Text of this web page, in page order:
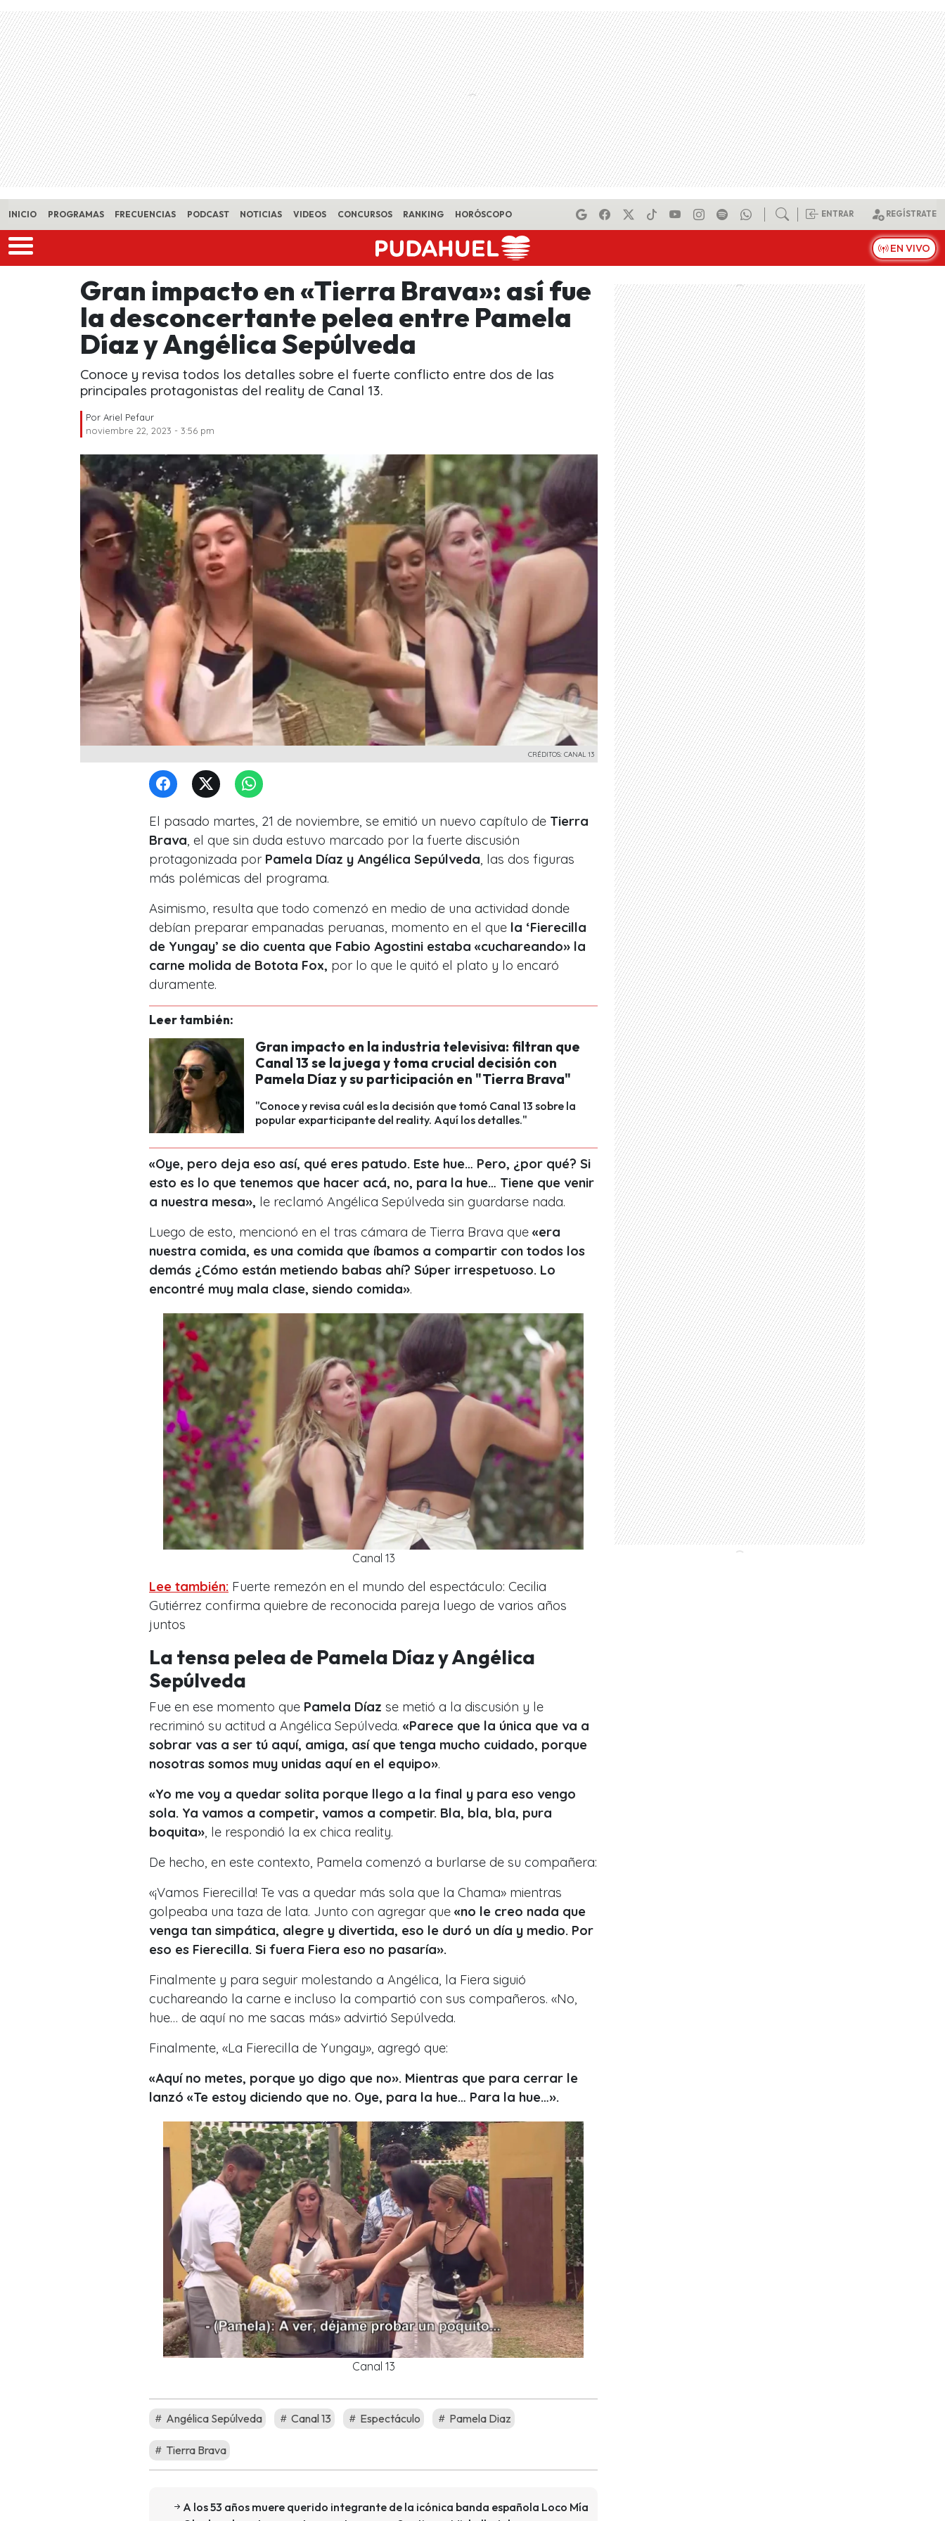
Skip to main content
INICIO PROGRAMAS FRECUENCIAS PODCAST NOTICIAS VIDEOS CONCURSOS RANKING HORÓSCOPO ENTRAR REGÍSTRATE
EN VIVO
Gran impacto en «Tierra Brava»: así fue
la desconcertante pelea entre Pamela
Díaz y Angélica Sepúlveda
Conoce y revisa todos los detalles sobre el fuerte conflicto entre dos de las
principales protagonistas del reality de Canal 13.
Por Ariel Pefaur
noviembre 22, 2023 - 3:56 pm
CRÉDITOS: CANAL 13
El pasado martes, 21 de noviembre, se emitió un nuevo capítulo de Tierra
Brava , el que sin duda estuvo marcado por la fuerte discusión
protagonizada por Pamela Díaz y Angélica Sepúlveda , las dos figuras
más polémicas del programa.
Asimismo, resulta que todo comenzó en medio de una actividad donde
debían preparar empanadas peruanas, momento en el que la ‘Fierecilla
de Yungay’ se dio cuenta que Fabio Agostini estaba «cuchareando» la
carne molida de Botota Fox, por lo que le quitó el plato y lo encaró
duramente.
Leer también:
Gran impacto en la industria televisiva: filtran que
Canal 13 se la juega y toma crucial decisión con
Pamela Díaz y su participación en "Tierra Brava"
"Conoce y revisa cuál es la decisión que tomó Canal 13 sobre la
popular exparticipante del reality. Aquí los detalles."
«Oye, pero deja eso así, qué eres patudo. Este hue… Pero, ¿por qué? Si
esto es lo que tenemos que hacer acá, no, para la hue… Tiene que venir
a nuestra mesa», le reclamó Angélica Sepúlveda sin guardarse nada.
Luego de esto, mencionó en el tras cámara de Tierra Brava que «era
nuestra comida, es una comida que íbamos a compartir con todos los
demás ¿Cómo están metiendo babas ahí? Súper irrespetuoso. Lo
encontré muy mala clase, siendo comida».
Canal 13
Lee también: Fuerte remezón en el mundo del espectáculo: Cecilia
Gutiérrez confirma quiebre de reconocida pareja luego de varios años
juntos
La tensa pelea de Pamela Díaz y Angélica
Sepúlveda
Fue en ese momento que Pamela Díaz se metió a la discusión y le
recriminó su actitud a Angélica Sepúlveda. «Parece que la única que va a
sobrar vas a ser tú aquí, amiga, así que tenga mucho cuidado, porque
nosotras somos muy unidas aquí en el equipo».
«Yo me voy a quedar solita porque llego a la final y para eso vengo
sola. Ya vamos a competir, vamos a competir. Bla, bla, bla, pura
boquita» , le respondió la ex chica reality.
De hecho, en este contexto, Pamela comenzó a burlarse de su compañera:
«¡Vamos Fierecilla! Te vas a quedar más sola que la Chama» mientras
golpeaba una taza de lata. Junto con agregar que «no le creo nada que
venga tan simpática, alegre y divertida, eso le duró un día y medio. Por
eso es Fierecilla. Si fuera Fiera eso no pasaría».
Finalmente y para seguir molestando a Angélica, la Fiera siguió
cuchareando la carne e incluso la compartió con sus compañeros. «No,
hue… de aquí no me sacas más» advirtió Sepúlveda.
Finalmente, «La Fierecilla de Yungay», agregó que:
«Aquí no metes, porque yo digo que no». Mientras que para cerrar le
lanzó «Te estoy diciendo que no. Oye, para la hue… Para la hue…».
Canal 13
Angélica Sepúlveda Canal 13 Espectáculo Pamela Diaz
Tierra Brava
A los 53 años muere querido integrante de la icónica banda española Loco Mía